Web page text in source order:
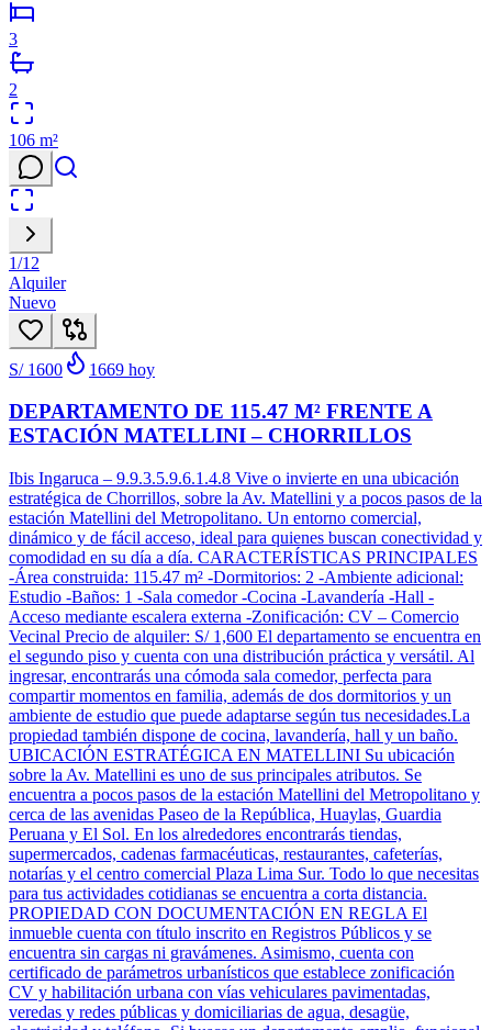
3
2
106 m²
1/12
Alquiler
Nuevo
S/ 1600 1669 hoy
DEPARTAMENTO DE 115.47 M² FRENTE A
ESTACIÓN MATELLINI – CHORRILLOS
Ibis Ingaruca – 9.9.3.5.9.6.1.4.8 Vive o invierte en una ubicación
estratégica de Chorrillos, sobre la Av. Matellini y a pocos pasos de la
estación Matellini del Metropolitano. Un entorno comercial,
dinámico y de fácil acceso, ideal para quienes buscan conectividad y
comodidad en su día a día. CARACTERÍSTICAS PRINCIPALES
-Área construida: 115.47 m² -Dormitorios: 2 -Ambiente adicional:
Estudio -Baños: 1 -Sala comedor -Cocina -Lavandería -Hall -
Acceso mediante escalera externa -Zonificación: CV – Comercio
Vecinal Precio de alquiler: S/ 1,600 El departamento se encuentra en
el segundo piso y cuenta con una distribución práctica y versátil. Al
ingresar, encontrarás una cómoda sala comedor, perfecta para
compartir momentos en familia, además de dos dormitorios y un
ambiente de estudio que puede adaptarse según tus necesidades.La
propiedad también dispone de cocina, lavandería, hall y un baño.
UBICACIÓN ESTRATÉGICA EN MATELLINI Su ubicación
sobre la Av. Matellini es uno de sus principales atributos. Se
encuentra a pocos pasos de la estación Matellini del Metropolitano y
cerca de las avenidas Paseo de la República, Huaylas, Guardia
Peruana y El Sol. En los alrededores encontrarás tiendas,
supermercados, cadenas farmacéuticas, restaurantes, cafeterías,
notarías y el centro comercial Plaza Lima Sur. Todo lo que necesitas
para tus actividades cotidianas se encuentra a corta distancia.
PROPIEDAD CON DOCUMENTACIÓN EN REGLA El
inmueble cuenta con título inscrito en Registros Públicos y se
encuentra sin cargas ni gravámenes. Asimismo, cuenta con
certificado de parámetros urbanísticos que establece zonificación
CV y habilitación urbana con vías vehiculares pavimentadas,
veredas y redes públicas y domiciliarias de agua, desagüe,